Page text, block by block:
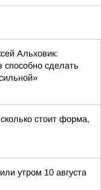
Альховик:
способно сделать
стоит форма,
утром 10 августа